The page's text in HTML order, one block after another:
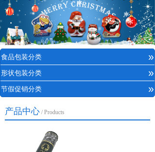
食品包装分类 »
形状包装分类 »
节假促销分类 »
产品中心 / Products